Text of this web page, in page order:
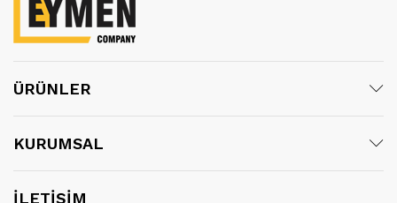
ÜRÜNLER
KURUMSAL
İLETİŞİM